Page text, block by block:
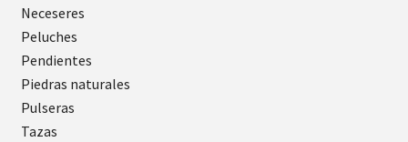
Neceseres
Peluches
Pendientes
Piedras naturales
Pulseras
Tazas